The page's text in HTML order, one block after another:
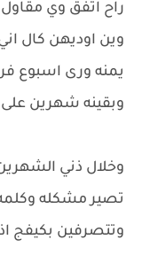
راح اتفق وي
وين اوديهن كال
يمنه ورى اسبوع
وبقينه شهرين
وخلال ذني
تصير مشكله وكلمه
وتتصرفين بكيفج